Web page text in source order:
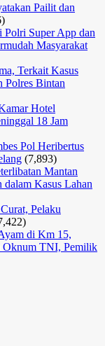
Pailit dan
Super App dan
Masyarakat
Terkait Kasus
Polres Bintan
Hotel
18 Jam
Pol Heribertus
(7,893)
Mantan
Kasus Lahan
Pelaku
di Km 15,
Oknum TNI, Pemilik